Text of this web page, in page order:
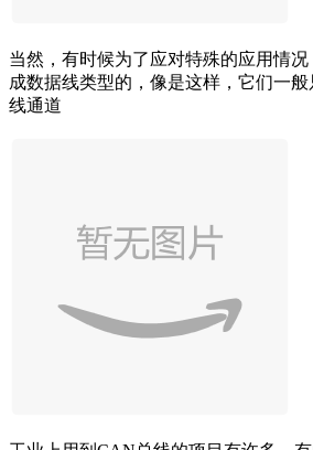
当然，有时候为了应对特殊的应用情
成数据线类型的，像是这样，它们一
线通道